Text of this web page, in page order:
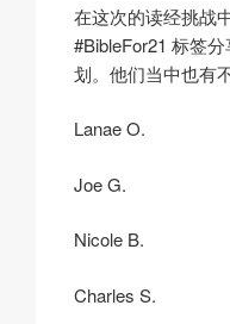
在这次的读经挑战
#BibleFor21 标签
划。他们当中也有
Lanae O.
Joe G.
Nicole B.
Charles S.